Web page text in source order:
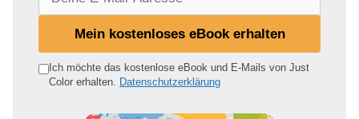
e
Mein kostenloses eBook erhalten
Ich möchte das kostenlose eBook und E-Mails von Just
Color erhalten. Datenschutzerklärung